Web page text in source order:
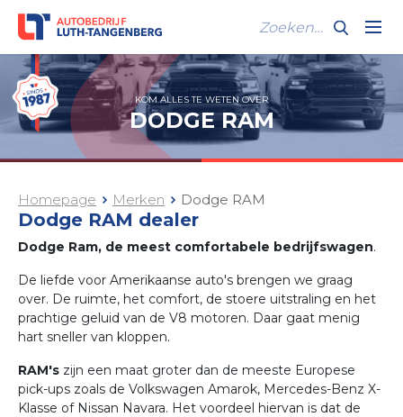
KOM ALLES TE WETEN OVER
DODGE RAM
Homepage Merken Dodge RAM
Dodge RAM dealer
Dodge Ram, de meest comfortabele bedrijfswagen.
De liefde voor Amerikaanse auto's brengen we graag
over. De ruimte, het comfort, de stoere uitstraling en het
prachtige geluid van de V8 motoren. Daar gaat menig
hart sneller van kloppen.
RAM's zijn een maat groter dan de meeste Europese
pick-ups zoals de Volkswagen Amarok, Mercedes-Benz X-
Klasse of Nissan Navara. Het voordeel hiervan is dat de